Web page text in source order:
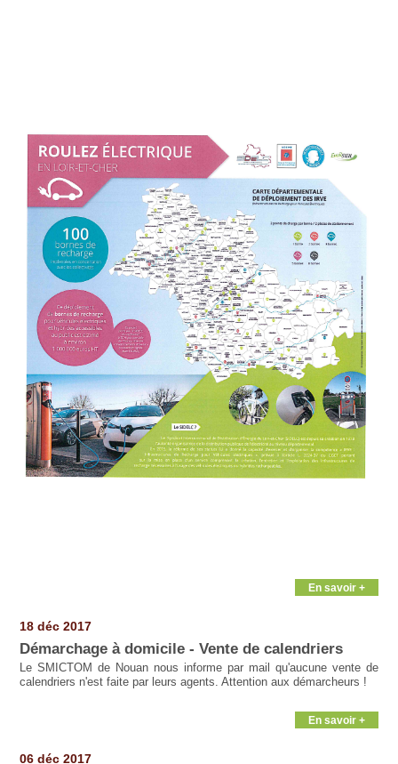
En savoir +
18 déc 2017
Démarchage à domicile - Vente de calendriers
Le SMICTOM de Nouan nous informe par mail qu'aucune vente de
calendriers n'est faite par leurs agents. Attention aux démarcheurs !
En savoir +
06 déc 2017